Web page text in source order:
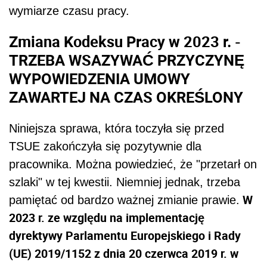
wymiarze czasu pracy.
Zmiana Kodeksu Pracy w 2023 r. -
TRZEBA WSAZYWAĆ PRZYCZYNĘ
WYPOWIEDZENIA UMOWY
ZAWARTEJ NA CZAS OKREŚLONY
Niniejsza sprawa, która toczyła się przed
TSUE zakończyła się pozytywnie dla
pracownika. Można powiedzieć, że "przetarł on
szlaki" w tej kwestii. Niemniej jednak, trzeba
pamiętać od bardzo ważnej zmianie prawie. W
2023 r. ze względu na implementację
dyrektywy Parlamentu Europejskiego i Rady
(UE) 2019/1152 z dnia 20 czerwca 2019 r. w